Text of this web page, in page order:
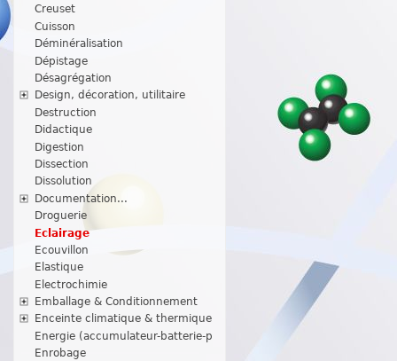
Creuset
Cuisson
Déminéralisation
Dépistage
Désagrégation
Design, décoration, utilitaire
Destruction
Didactique
Digestion
Dissection
Dissolution
Documentation...
Droguerie
Eclairage
Ecouvillon
Elastique
Electrochimie
Emballage & Conditionnement
Enceinte climatique & thermique
Energie (accumulateur-batterie-p
Enrobage